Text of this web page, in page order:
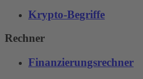
Krypto-Begriffe
Rechner
Finanzierungsrechner